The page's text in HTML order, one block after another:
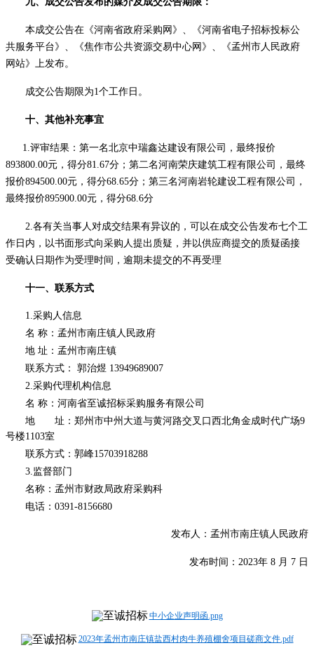
本成交公告在 《河南省政府采购网》、《河南省电子招标投标公
共服务平台》、《焦作市公共资源交易中心网》、《孟州市人民政府
网 站》 上发布。
成交公告期限为1个工作日。
十、其他补充事宜
1.评审结果：第一名北京中瑞鑫达建设有限公司， 最终报价
893800.00元，得分81.67分；第二名河南荣庆建筑工程有限公司， 最终
报价894500.00元，得分68.65分；第三名河南岩轮建设工程有限公司，
最终报价895900.00元，得分68.6分
2.各有关当事人对成交结果有异议的，可以在成交公告发布七个工
作日内，以书面形式向采购人提出质疑，并以供应商提交的质疑函接
受确认日期作为受理时间，逾期未提交的不再受理
十一、联系方式
1.采购人信息
名 称： 孟州市南庄镇人民政府
地 址：孟州市南庄镇
联系方式：
郭治煜 13949689007
2.采购代理机构信息
名 称：河南省至诚招标采购服务有限公司
地 址：郑州市中州大道与黄河路交叉口西北角金成时代广场9
号楼1103室
联系方式：郭峰15703918288
3.监督部门
名称：孟州市财政局政府采购科
电话： 0391-8156680
发布人： 孟州市南庄镇人民政府
发布时间 ： 2023年 8 月 7 日
中小企业声明函.png
2023年孟州市南庄镇盐西村肉牛养殖棚舍项目磋商文件.pdf